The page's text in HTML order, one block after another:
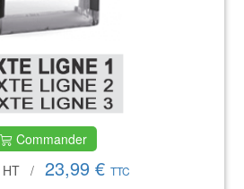
Commander
HT / 23,99 € TTC